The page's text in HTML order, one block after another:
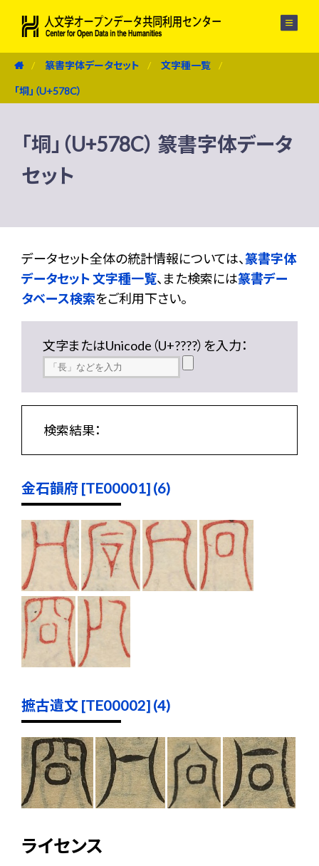
篆書字体データセット 文字種一覧
「垌」（U+578C）
「垌」（U+578C） 篆書字体データ
セット
データセット全体の統計情報については、篆書字体
データセット 文字種一覧、また検索には篆書デー
タベース検索をご利用下さい。
文字またはUnicode（U+????）を入力：
検索結果：
金石韻府 [TE00001] (6)
摭古遺文 [TE00002] (4)
ライセンス